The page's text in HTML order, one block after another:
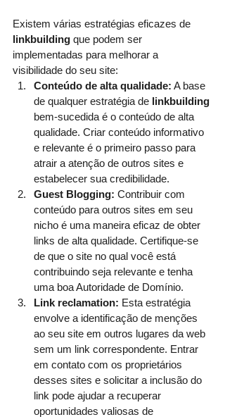
Existem várias estratégias eficazes de
linkbuilding que podem ser
implementadas para melhorar a
visibilidade do seu site:
Conteúdo de alta qualidade: A base
de qualquer estratégia de linkbuilding
bem-sucedida é o conteúdo de alta
qualidade. Criar conteúdo informativo
e relevante é o primeiro passo para
atrair a atenção de outros sites e
estabelecer sua credibilidade.
Guest Blogging: Contribuir com
conteúdo para outros sites em seu
nicho é uma maneira eficaz de obter
links de alta qualidade. Certifique-se
de que o site no qual você está
contribuindo seja relevante e tenha
uma boa Autoridade de Domínio.
Link reclamation: Esta estratégia
envolve a identificação de menções
ao seu site em outros lugares da web
sem um link correspondente. Entrar
em contato com os proprietários
desses sites e solicitar a inclusão do
link pode ajudar a recuperar
oportunidades valiosas de